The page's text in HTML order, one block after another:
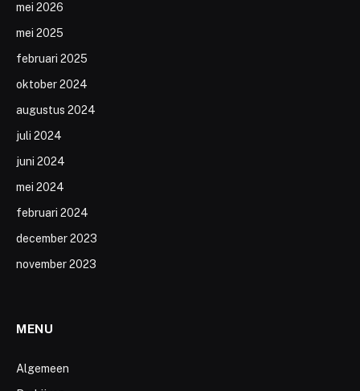
mei 2026
mei 2025
februari 2025
oktober 2024
augustus 2024
juli 2024
juni 2024
mei 2024
februari 2024
december 2023
november 2023
MENU
Algemeen